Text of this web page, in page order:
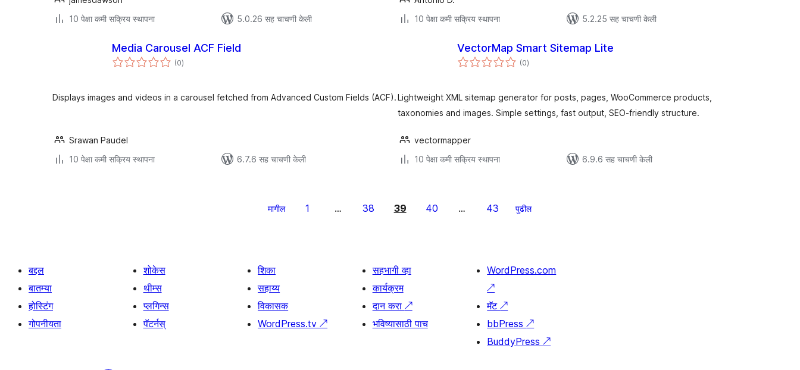
10 पेक्षा कमी सक्रिय स्थापना
5.0.26 सह चाचणी केली
10 पेक्षा कमी सक्रिय स्थापना
5.2.25 सह चाचणी केली
Media Carousel ACF Field
(0एकूण
मूल्यांकन
)
Displays images and videos in a carousel fetched from Advanced Custom Fields (ACF).
Srawan Paudel
10 पेक्षा कमी सक्रिय स्थापना
6.7.6 सह चाचणी केली
VectorMap Smart Sitemap Lite
(0एकूण
मूल्यांकन
)
Lightweight XML sitemap generator for posts, pages, WooCommerce products,
taxonomies and images. Simple settings, fast output, SEO-friendly structure.
vectormapper
10 पेक्षा कमी सक्रिय स्थापना
6.9.6 सह चाचणी केली
मागील 1 … 38 39 40 … 43 पुढील
बद्दल
बातम्या
होस्टिंग
गोपनीयता
शोकेस
थीम्स
प्लगिन्स
पॅटर्नस्
शिका
सहाय्य
विकासक
WordPress.tv↗
सहभागी व्हा
कार्यक्रम
दान करा ↗
भविष्यासाठी पाच
WordPress.com
↗
मॅट↗
bbPress↗
BuddyPress↗